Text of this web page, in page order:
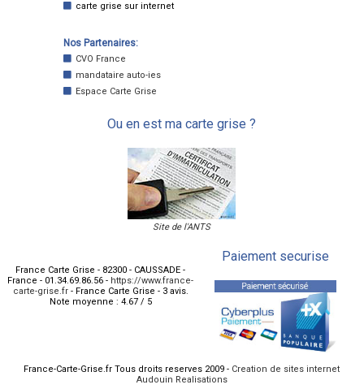
carte grise sur internet
Nos Partenaires:
CVO France
mandataire auto-ies
Espace Carte Grise
Ou en est ma carte grise ?
Site de l'ANTS
Paiement securise
France Carte Grise - 82300 - CAUSSADE -
France - 01.34.69.86.56- https://www.france-
carte-grise.fr - France Carte Grise - 3avis.
Note moyenne : 4.67/ 5
France-Carte-Grise.fr Tous droits reserves 2009 - Creation de sites internet
Audouin Realisations